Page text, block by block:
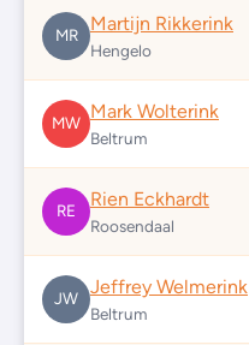
MR
Martijn Rikkerink
Hengelo
MW
Mark Wolterink
Beltrum
RE
Rien Eckhardt
Roosendaal
JW
Jeffrey Welmerink
Beltrum